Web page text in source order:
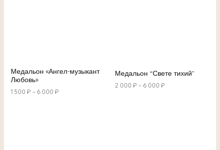
Медальон «Ангел-музыкант
Любовь»
1 500 ₽ – 6 000 ₽
Медальон “Свете тихий”
2 000 ₽ – 6 000 ₽